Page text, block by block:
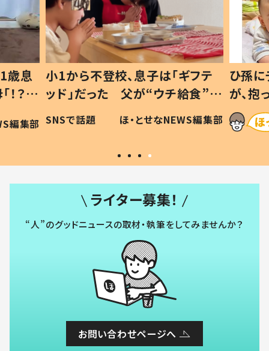
フテ
食”を
編集部
ひ孫にデレデレな80歳じいじ
が、抱っこすると…ひ孫の反応に
「涙が出ました」「可愛くて仕方な
い」
ほ・とせなNEWS編集部
ライター募集！
“人”のグッドニュースの取材・執筆をしてみませんか？
お問い合わせページへ